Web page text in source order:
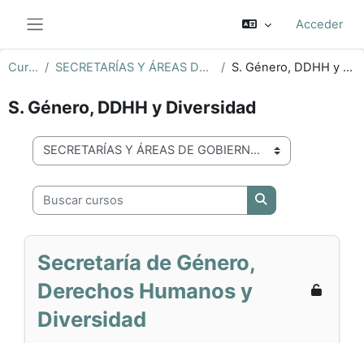
Acceder
Cursos SECRETARÍAS Y ÁREAS DE GOBIERNO S. Género, DDHH y Diversidad
S. Género, DDHH y Diversidad
Categorías
Buscar cursos
Buscar cursos
Secretaría de Género,
Derechos Humanos y
Diversidad